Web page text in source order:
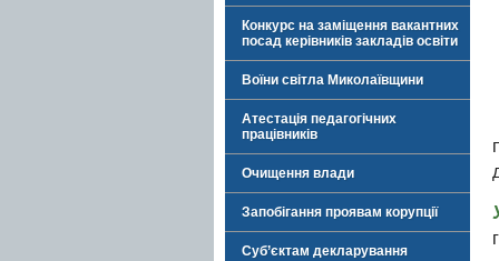
Конкурс на заміщення вакантних
посад керівників закладів освіти
Воїни світла Миколаївщини
Атестація педагогічних
працівників
Очищення влади
Запобігання проявам корупції
Суб’єктам декларування